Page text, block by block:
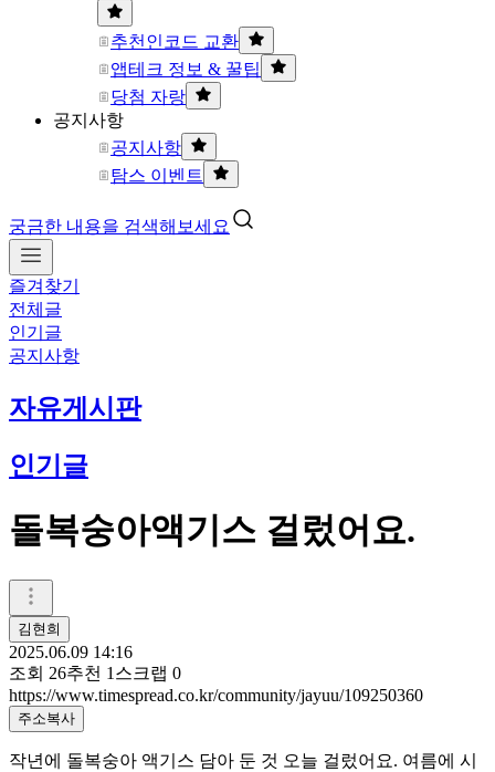
추천인코드 교환
앱테크 정보 & 꿀팁
당첨 자랑
공지사항
공지사항
탐스 이벤트
궁금한 내용을 검색해보세요
즐겨찾기
전체글
인기글
공지사항
자유게시판
인기글
돌복숭아액기스 걸렀어요.
김현희
2025.06.09 14:16
조회 26추천 1 스크랩 0
https://www.timespread.co.kr/community/jayuu/109250360
주소복사
작년에 돌복숭아 액기스 담아 둔 것 오늘 걸렀어요. 여름에 시